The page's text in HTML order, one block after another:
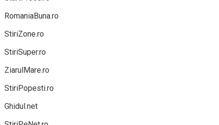
RomaniaBuna.ro
StiriZone.ro
StiriSuper.ro
ZiarulMare.ro
StiriPopesti.ro
Ghidul.net